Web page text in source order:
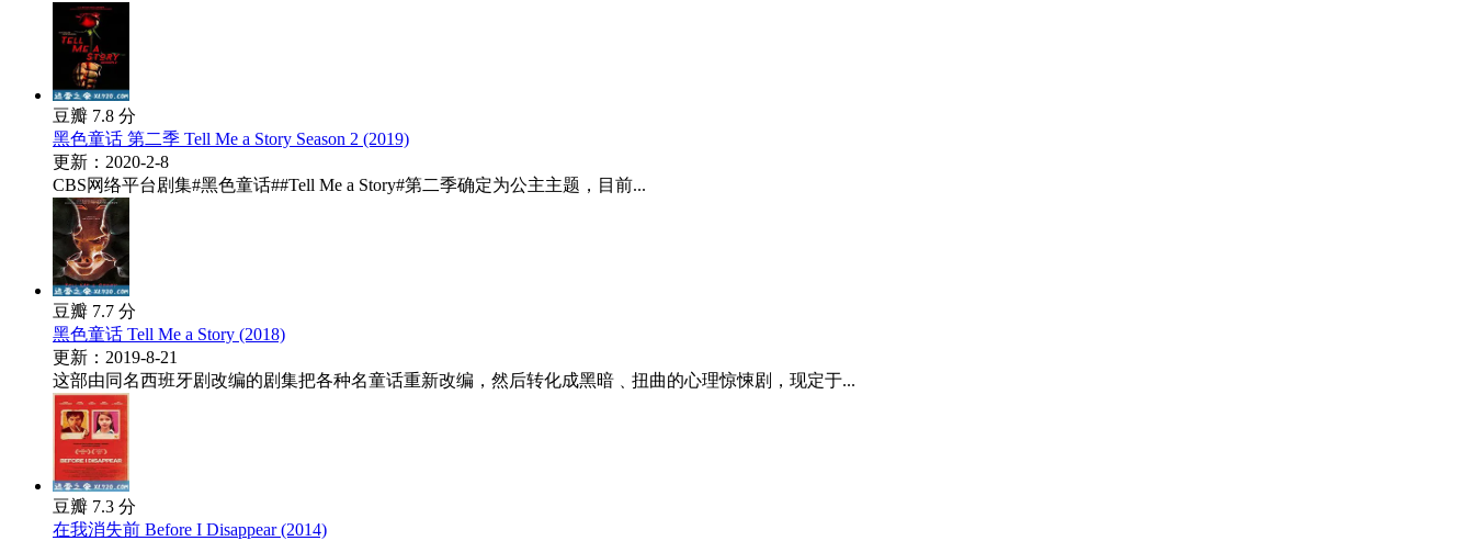
豆瓣 7.8 分
黑色童话 第二季 Tell Me a Story Season 2 (2019)
更新：2020-2-8
CBS网络平台剧集#黑色童话##Tell Me a Story#第二季确定为公主主题，目前...
豆瓣 7.7 分
黑色童话 Tell Me a Story (2018)
更新：2019-8-21
这部由同名西班牙剧改编的剧集把各种名童话重新改编，然后转化成黑暗﹑扭曲的心理惊悚剧，现定于...
豆瓣 7.3 分
在我消失前 Before I Disappear (2014)